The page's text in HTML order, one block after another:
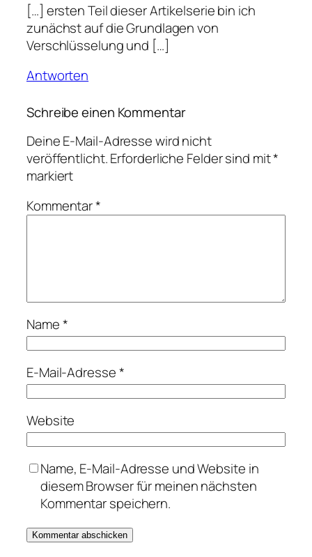
[…] ersten Teil dieser Artikelserie bin ich
zunächst auf die Grundlagen von
Verschlüsselung und […]
Antworten
Schreibe einen Kommentar
Deine E-Mail-Adresse wird nicht
veröffentlicht.Erforderliche Felder sind mit*
markiert
Kommentar*
Name*
E-Mail-Adresse*
Website
Name, E-Mail-Adresse und Website in
diesem Browser für meinen nächsten
Kommentar speichern.